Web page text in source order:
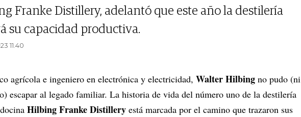
Franke Distillery, adelantó que este año la destilería
su capacidad productiva.
11.40
agrícola e ingeniero en electrónica y electricidad, Walter Hilbing no pudo (ni
escapar al legado familiar. La historia de vida del número uno de la destilería
Hilbing Franke Distillery está marcada por el camino que trazaron sus